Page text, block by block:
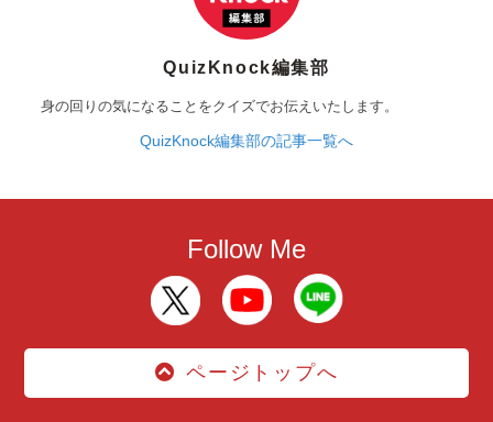
QuizKnock編集部
身の回りの気になることをクイズでお伝えいたします。
QuizKnock編集部の記事一覧へ
Follow Me
ページトップへ